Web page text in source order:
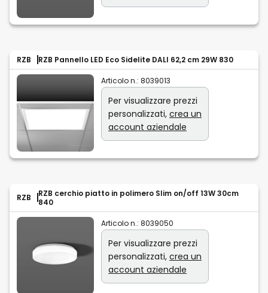
RZB RZB Pannello LED Eco Sidelite DALI 62,2 cm 29W 830
Articolo n.: 8039013
Per visualizzare prezzi
personalizzati, crea un
account aziendale
RZB
RZB cerchio piatto in polimero Slim on/off 13W 30cm
840
Articolo n.: 8039050
Per visualizzare prezzi
personalizzati, crea un
account aziendale